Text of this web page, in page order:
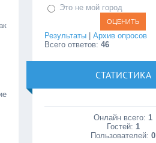
Это не мой город
Результаты |Архив опросов
Всего ответов:46
СТАТИСТИКА
Онлайн всего: 1
Гостей: 1
Пользователей:0